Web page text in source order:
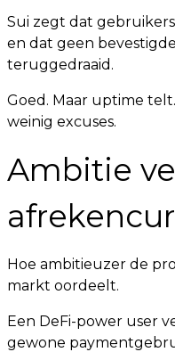
Sui zegt dat
en dat geen
teruggedraaid.
Goed. Maar uptime
weinig excuses.
Ambitie
Hoe ambitieuzer de
markt oordeelt.
Een DeFi-power user
gewone